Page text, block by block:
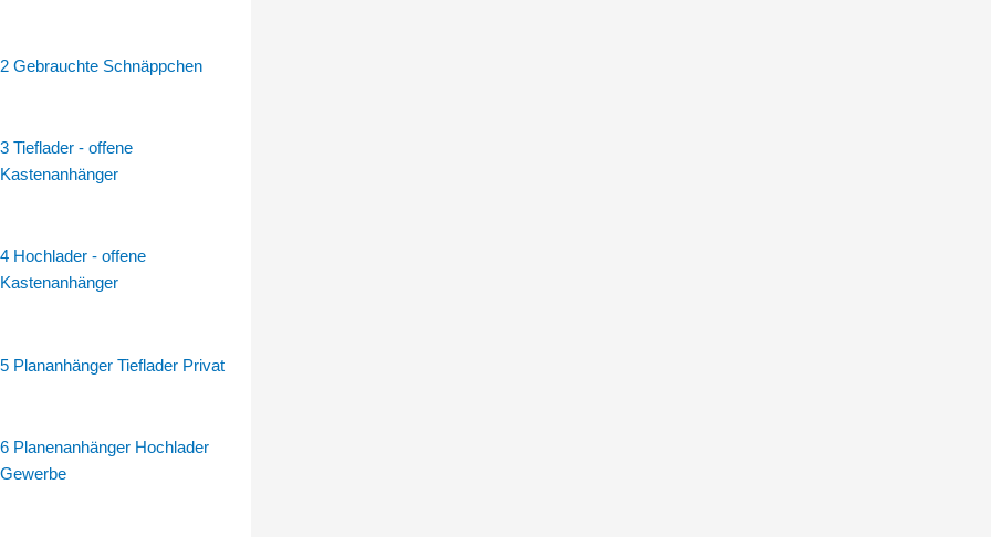
2 Gebrauchte Schnäppchen
3 Tieflader - offene
Kastenanhänger
4 Hochlader - offene
Kastenanhänger
5 Plananhänger Tieflader Privat
6 Planenanhänger Hochlader
Gewerbe
doppelachser
Bordwände
100
km/h